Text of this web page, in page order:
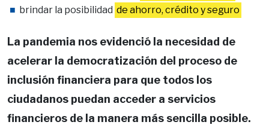
brindar la posibilidad de ahorro, crédito y seguro
La pandemia nos evidenció la necesidad de
acelerar la democratización del proceso de
inclusión financiera para que todos los
ciudadanos puedan acceder a servicios
financieros de la manera más sencilla posible.